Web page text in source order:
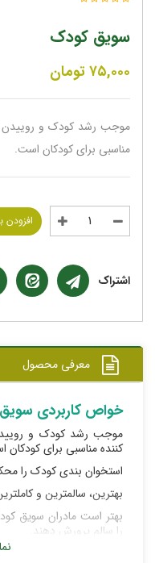
سویق کودک
۷۵,۰۰۰تومان
موجب رشد کودک و
مناسبی برای کودکان است.
افزودن
اشتراک
معرفی محصول
خواص کاربردی
موجب رشد کودک و
کننده مناسبی برای کودکان
استخوان بندی کودک را
بهترین، سالمترین و
بهتر است مادران سویق
را سالم پرورش دهند.